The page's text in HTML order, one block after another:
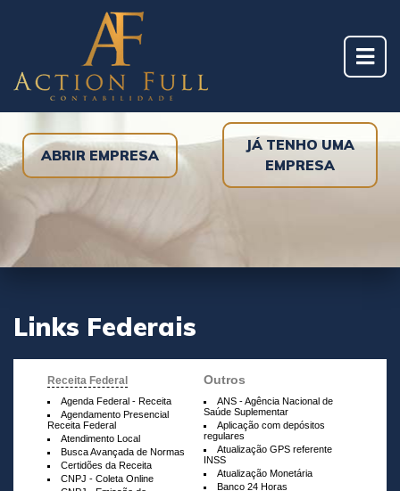
ABRIR EMPRESA
JÁ TENHO UMA
EMPRESA
Links Federais
Receita Federal
Agenda Federal - Receita
Agendamento Presencial
Receita Federal
Atendimento Local
Busca Avançada de Normas
Certidões da Receita
CNPJ - Coleta Online
Outros
ANS - Agência Nacional de
Saúde Suplementar
Aplicação com depósitos
regulares
Atualização GPS referente
INSS
Atualização Monetária
Banco 24 Horas